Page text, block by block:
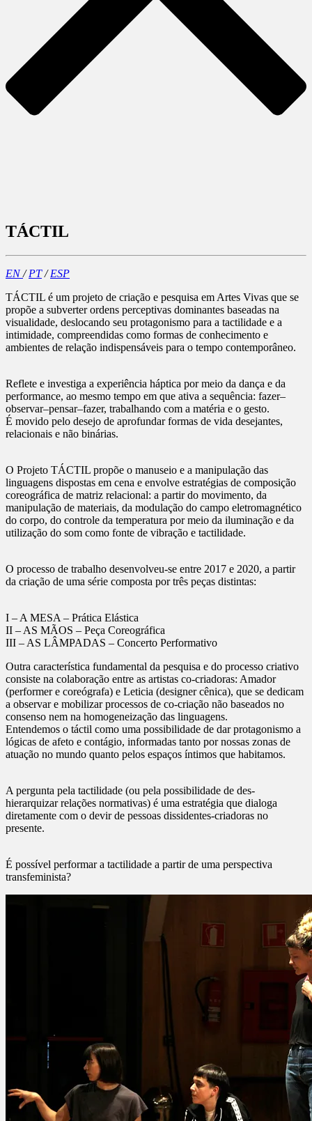
TÁCTIL
EN/PT/ESP
TÁCTIL é um projeto de criação e pesquisa em Artes Vivas que se
propõe a subverter ordens perceptivas dominantes baseadas na
visualidade, deslocando seu protagonismo para a tactilidade e a
intimidade, compreendidas como formas de conhecimento e
ambientes de relação indispensáveis para o tempo contemporâneo.
Reflete e investiga a experiência háptica por meio da dança e da
performance, ao mesmo tempo em que ativa a sequência: fazer–
observar–pensar–fazer, trabalhando com a matéria e o gesto.
É movido pelo desejo de aprofundar formas de vida desejantes,
relacionais e não binárias.
O Projeto TÁCTIL propõe o manuseio e a manipulação das
linguagens dispostas em cena e envolve estratégias de composição
coreográfica de matriz relacional: a partir do movimento, da
manipulação de materiais, da modulação do campo eletromagnético
do corpo, do controle da temperatura por meio da iluminação e da
utilização do som como fonte de vibração e tactilidade.
O processo de trabalho desenvolveu-se entre 2017 e 2020, a partir
da criação de uma série composta por três peças distintas:
I – A MESA – Prática Elástica
II – AS MÃOS – Peça Coreográfica
III – AS LÂMPADAS – Concerto Performativo
Outra característica fundamental da pesquisa e do processo criativo
consiste na colaboração entre as artistas co-criadoras: Amador
(performer e coreógrafa) e Leticia (designer cênica), que se dedicam
a observar e mobilizar processos de co-criação não baseados no
consenso nem na homogeneização das linguagens.
Entendemos o táctil como uma possibilidade de dar protagonismo a
lógicas de afeto e contágio, informadas tanto por nossas zonas de
atuação no mundo quanto pelos espaços íntimos que habitamos.
A pergunta pela tactilidade (ou pela possibilidade de des-
hierarquizar relações normativas) é uma estratégia que dialoga
diretamente com o devir de pessoas dissidentes-criadoras no
presente.
É possível performar a tactilidade a partir de uma perspectiva
transfeminista?